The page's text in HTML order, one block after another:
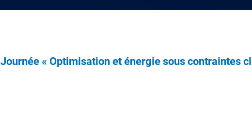
Journée « Optimisation et énergie sous contraintes